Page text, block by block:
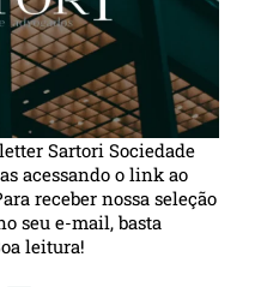
Sartori Sociedade
acessando o link ao
receber nossa seleção
seu e-mail, basta
leitura!